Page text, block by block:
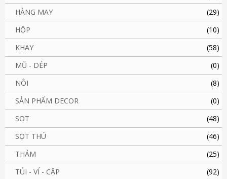
HÀNG MAY
(29)
HỘP
(10)
KHAY
(58)
MŨ - DÉP
(0)
NÔI
(8)
SẢN PHẨM DECOR
(0)
SỌT
(48)
SỌT THÚ
(46)
THẢM
(25)
TÚI - VÍ - CẶP
(92)